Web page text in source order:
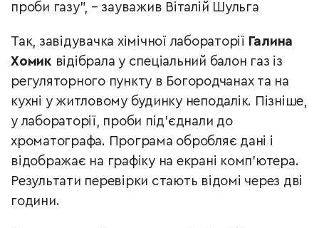
проби газу", – зауважив Віталій Шульга
Так, завідувачка хімічної лабораторії Галина
Хомик відібрала у спеціальний балон газ із
регуляторного пункту в Богородчанах та на
кухні у житловому будинку неподалік. Пізніше,
у лабораторії, проби під’єднали до
хроматографа. Програма обробляє дані і
відображає на графіку на екрані комп’ютера.
Результати перевірки стають відомі через дві
години.